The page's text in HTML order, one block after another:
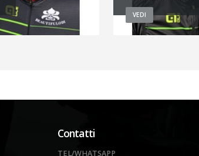
VEDI
Contatti
TEL/WHATSAPP